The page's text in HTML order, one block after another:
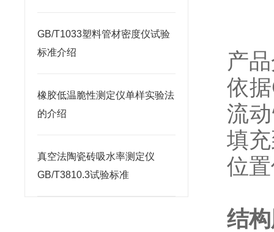
​GB/T1033塑料管材密度仪试验
标准介绍
橡胶低温脆性测定仪单样实验法
的介绍
真空法陶瓷砖吸水率测定仪
GB/T3810.3试验标准
产
依据
流
填
位
结